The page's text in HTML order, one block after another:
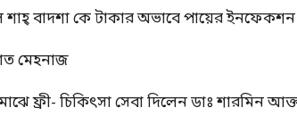
বাদশা কে টাকার অভাবে পায়ের
মেহনাজ
ফ্রী- চিকিৎসা সেবা দিলেন ডাঃ শারমিন